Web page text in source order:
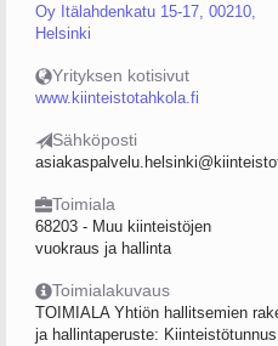
Oy Itälahdenkatu 15-17, 00210,
Helsinki
Yrityksen kotisivut
www.kiinteistotahkola.fi
Sähköposti
Toimiala
68203 - Muu kiinteistöjen
vuokraus ja hallinta
Toimialakuvaus
TOIMIALA Yhtiön hallitsemien
ja hallintaperuste: